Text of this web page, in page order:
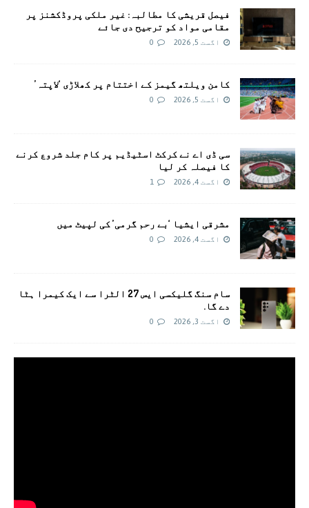
فیصل قریشی کا مطالبہ: غیر ملکی پروڈکشنز پر
مقامی مواد کو ترجیح دی جائے
اگست 5, 2026 0
کامن ویلتھ گیمز کے اختتام پر کھلاڑی ‘لاپتہ’
اگست 5, 2026 0
سی ڈی اے نے کرکٹ اسٹیڈیم پر کام جلد شروع کرنے
کا فیصلہ کر لیا
اگست 4, 2026 1
مشرقی ایشیا ‘بے رحم گرمی’ کی لپیٹ میں
اگست 4, 2026 0
سام سنگ گلیکسی ایس 27 الٹرا سے ایک کیمرا ہٹا
دے گا.
اگست 3, 2026 0